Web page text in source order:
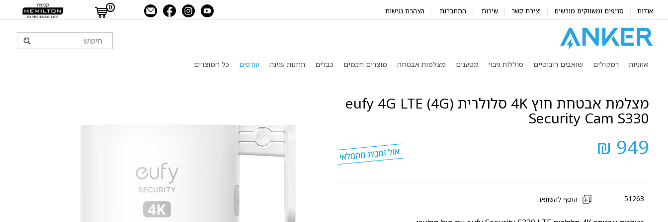
אודות סניפים ומשווקים מורשים יצירת קשר שירות התחברות הצהרת נגישות 0
אוזניות רמקולים שואבים רובוטיים סוללות גיבוי מטענים מצלמות אבטחה מוצרים חכמים כבלים תחנות עגינה עודפים כל המוצרים
מצלמת אבטחת חוץ 4K סלולרית (4G) eufy 4G LTE
Security Cam S330
949 ₪
51263 הוסף להשוואה